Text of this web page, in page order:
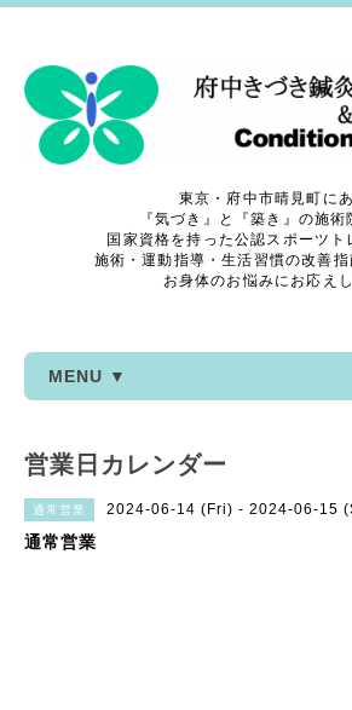
東京・府中市晴見町に
『気づき』と『築き』の施術
国家資格を持った公認スポーツト
施術・運動指導・生活習慣の改善指
お身体のお悩みにお応え
MENU ▼
営業日カレンダー
通常営業 2024-06-14 (Fri) - 2024-06-15
通常営業